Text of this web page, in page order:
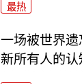
最热
一场被世界遗
新所有人的认